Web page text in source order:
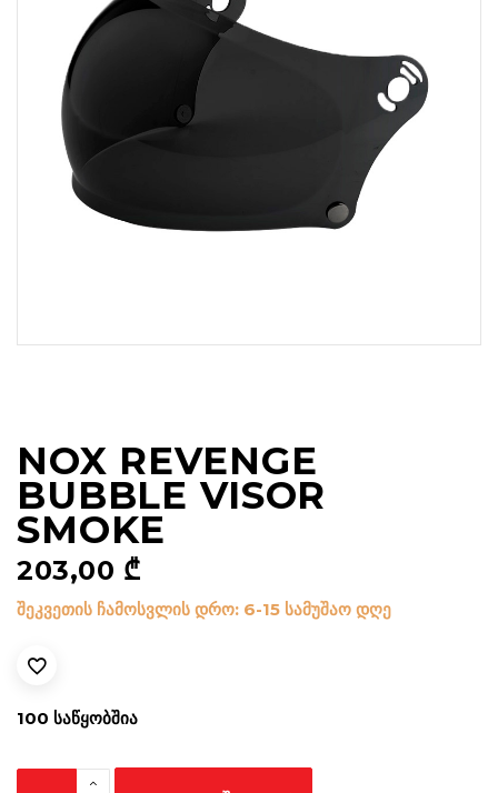
NOX REVENGE
BUBBLE VISOR
SMOKE
203,00 ₾
შეკვეთის ჩამოსვლის დრო: 6-15 სამუშაო დღე
100 ᲡᲐᲬᲧᲝᲑᲨᲘᲐ